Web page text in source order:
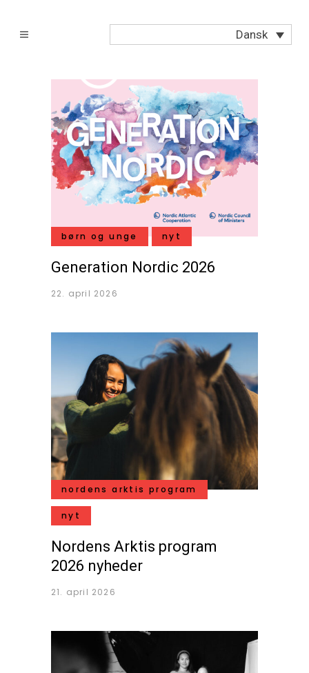
Dansk
børn og unge nyt
Generation Nordic 2026
22. april 2026
nordens arktis program
nyt
Nordens Arktis program
2026 nyheder
21. april 2026